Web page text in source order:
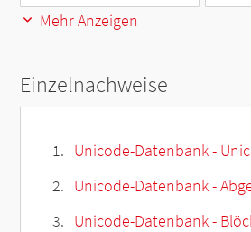
Mehr Anzeigen
Einzelnachweise
Unicode-Datenbank -
Unicode-Datenbank -
Unicode-Datenbank -